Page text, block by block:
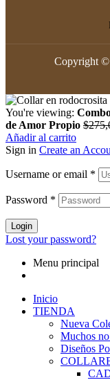
Copyright ©
You're viewing:
de Amor Propio $
Añadir al carrito
Sign in Create an
Username or email *
Password *
Login
Lost your password?
Menu principal
Inicio
TIENDA
Nueva
Muchos
Diseños